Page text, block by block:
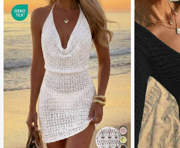
4,79 797K Obserwujący
4,79 797K Obserwujący
4,79 797K Obserwujący